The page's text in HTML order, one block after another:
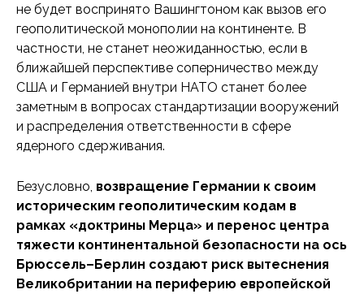
не будет воспринято Вашингтоном как вызов его
геополитической монополии на континенте. В
частности, не станет неожиданностью, если в
ближайшей перспективе соперничество между
США и Германией внутри НАТО станет более
заметным в вопросах стандартизации вооружений
и распределения ответственности в сфере
ядерного сдерживания.
Безусловно, возвращение Германии к своим
историческим геополитическим кодам в
рамках «доктрины Мерца» и перенос центра
тяжести континентальной безопасности на ось
Брюссель–Берлин создают риск вытеснения
Великобритании на периферию европейской